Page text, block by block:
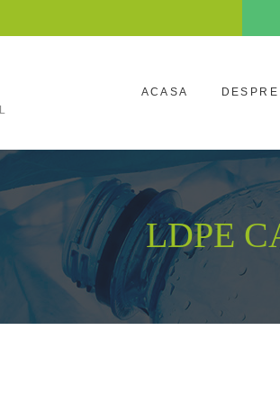
ACASA DESPRE
LDPE